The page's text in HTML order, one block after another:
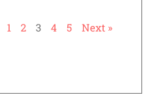
1 2 3 4 5 Next »